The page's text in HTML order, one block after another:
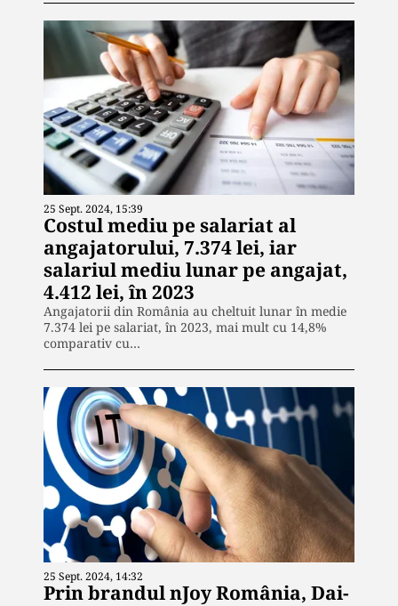
25 Sept. 2024, 15:39
Costul mediu pe salariat al
angajatorului, 7.374 lei, iar
salariul mediu lunar pe angajat,
4.412 lei, în 2023
Angajatorii din România au cheltuit lunar în medie
7.374 lei pe salariat, în 2023, mai mult cu 14,8%
comparativ cu…
25 Sept. 2024, 14:32
Prin brandul nJoy România, Dai-